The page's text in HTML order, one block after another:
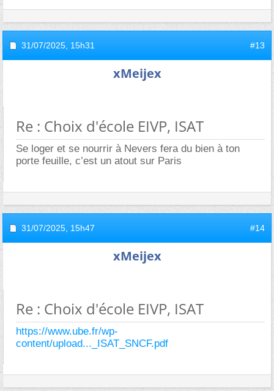
31/07/2025, 15h31 #13
xMeijex
Re : Choix d'école EIVP, ISAT
Se loger et se nourrir à Nevers fera du bien à ton
porte feuille, c’est un atout sur Paris
31/07/2025, 15h47 #14
xMeijex
Re : Choix d'école EIVP, ISAT
https://www.ube.fr/wp-
content/upload..._ISAT_SNCF.pdf